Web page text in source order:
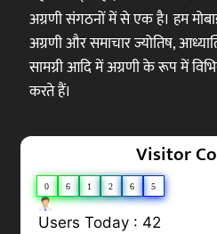
अग्रणी संगठनों में से एक है। हम
अग्रणी और समाचार ज्योतिष,
सामग्री आदि में अग्रणी के रूप में
करते हैं।
Visitor
0 6 1 2 6 5
Users Today : 42